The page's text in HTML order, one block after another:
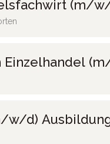
(m/
w/d)